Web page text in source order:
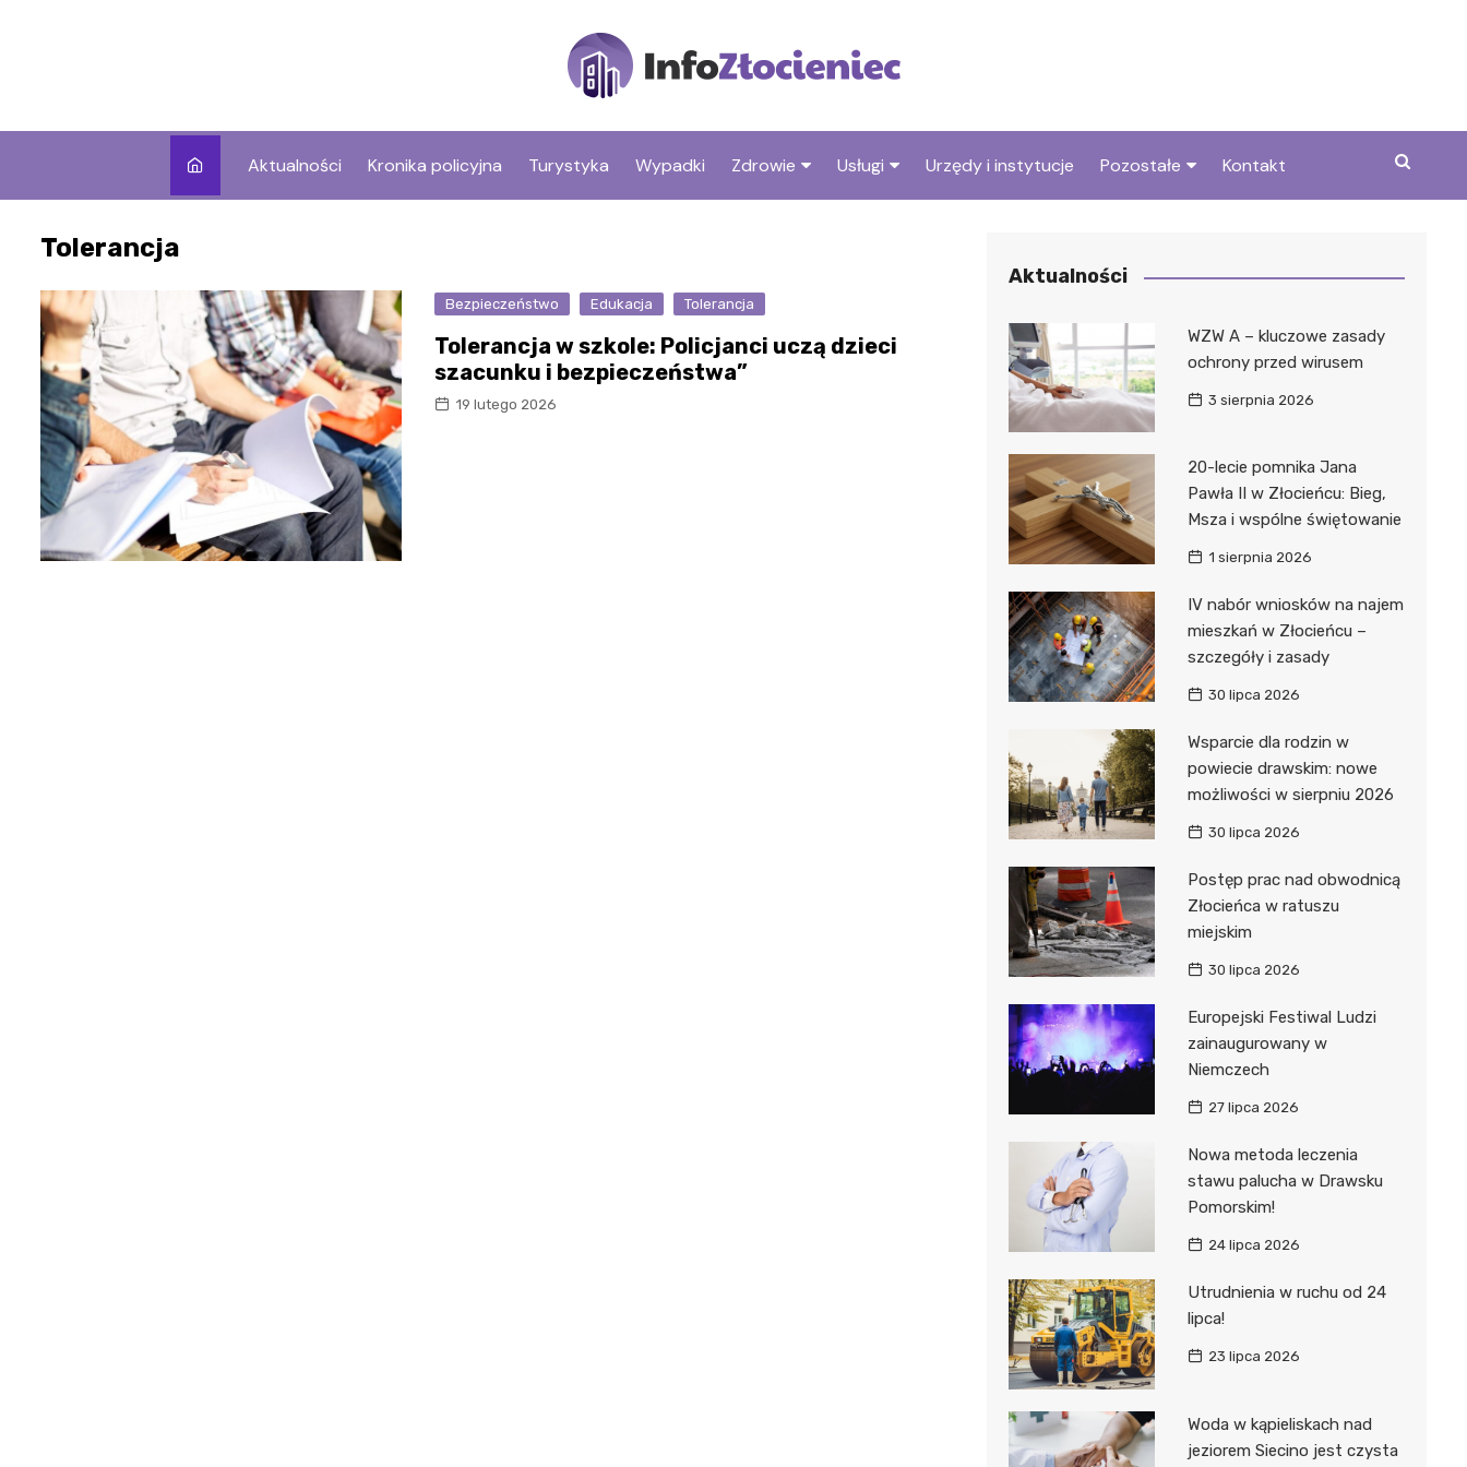
Aktualności Kronika policyjna Turystyka Wypadki Zdrowie Usługi Urzędy i instytucje Pozostałe Kontakt
Tolerancja
Bezpieczeństwo Edukacja Tolerancja
Tolerancja w szkole: Policjanci uczą dzieci
szacunku i bezpieczeństwa”
19 lutego 2026
Aktualności
WZW A – kluczowe zasady
ochrony przed wirusem
3 sierpnia 2026
20-lecie pomnika Jana
Pawła II w Złocieńcu: Bieg,
Msza i wspólne świętowanie
1 sierpnia 2026
IV nabór wniosków na najem
mieszkań w Złocieńcu –
szczegóły i zasady
30 lipca 2026
Wsparcie dla rodzin w
powiecie drawskim: nowe
możliwości w sierpniu 2026
30 lipca 2026
Postęp prac nad obwodnicą
Złocieńca w ratuszu
miejskim
30 lipca 2026
Europejski Festiwal Ludzi
zainaugurowany w
Niemczech
27 lipca 2026
Nowa metoda leczenia
stawu palucha w Drawsku
Pomorskim!
24 lipca 2026
Utrudnienia w ruchu od 24
lipca!
23 lipca 2026
Woda w kąpieliskach nad
jeziorem Siecino jest czysta